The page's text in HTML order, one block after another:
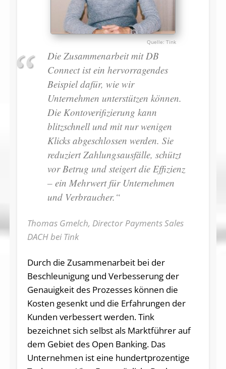
Tink
Die Zusammenarbeit mit DB
Connect ist ein hervorragendes
Beispiel dafür, wie wir
Unternehmen unterstützen können.
Die Kontoverifizierung kann
blitzschnell und mit nur wenigen
Klicks abgeschlossen werden. Sie
reduziert Zahlungsausfälle, schützt
vor Betrug und steigert die Effizienz
– ein Mehrwert für Unternehmen
und Verbraucher.“
Thomas Gmelch, Director Payments Sales
DACH bei Tink
Durch die Zusammenarbeit bei der
Beschleunigung und Verbesserung der
Genauigkeit des Prozesses können die
Kosten gesenkt und die Erfahrungen der
Kunden verbessert werden. Tink
bezeichnet sich selbst als Marktführer auf
dem Gebiet des Open Banking. Das
Unternehmen ist eine hundertprozentige